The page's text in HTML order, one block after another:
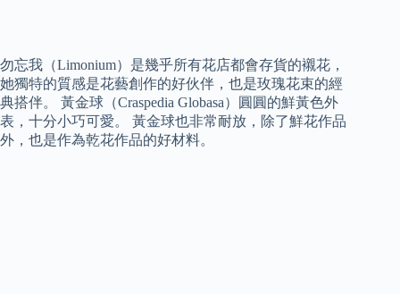
勿忘我（Limonium）是幾乎所有花店都會存貨的襯花，
她獨特的質感是花藝創作的好伙伴，也是玫瑰花束的經
典搭伴。 黃金球（Craspedia Globasa）圓圓的鮮黃色外
表，十分小巧可愛。 黃金球也非常耐放，除了鮮花作品
外，也是作為乾花作品的好材料。